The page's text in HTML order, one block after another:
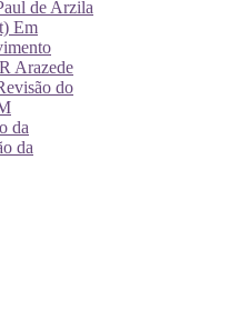
de Arzila
Em
Arazede
do
da
da